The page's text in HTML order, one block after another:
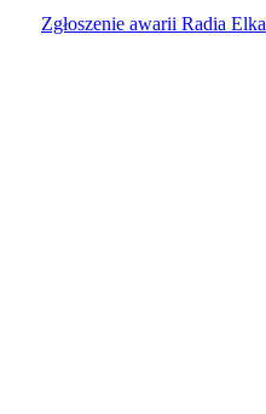
Zgłoszenie awarii Radia Elka